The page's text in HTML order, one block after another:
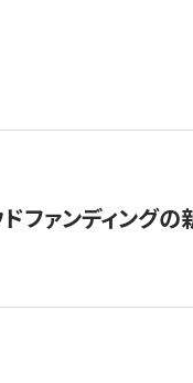
ァンディングの